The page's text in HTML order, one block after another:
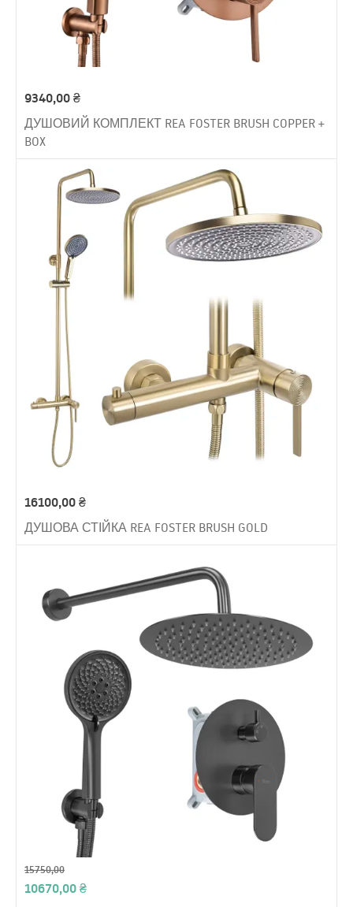
9340,00₴
ДУШОВИЙ КОМПЛЕКТ REA FOSTER BRUSH COPPER +
BOX
16100,00₴
ДУШОВА СТІЙКА REA FOSTER BRUSH GOLD
15750,00
10670,00₴